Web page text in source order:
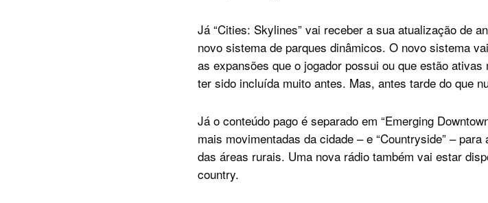
Já “Cities: Skylines” vai receber a sua atualização de
novo sistema de parques dinâmicos. O novo sistema
as expansões que o jogador possui ou que estão
ter sido incluída muito antes. Mas, antes tarde do que
Já o conteúdo pago é separado em “Emerging
mais movimentadas da cidade – e “Countryside” –
das áreas rurais. Uma nova rádio também vai estar
country.